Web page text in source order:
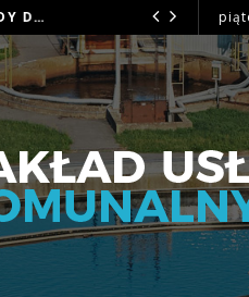
OGŁOSZENIE – MOŻLIWE PRZERWY W DOSTAWIE WODY DNIA 6.08.26R W MIEJSCOWOŚCI GÓRNO I GÓRNO-ZAWADA